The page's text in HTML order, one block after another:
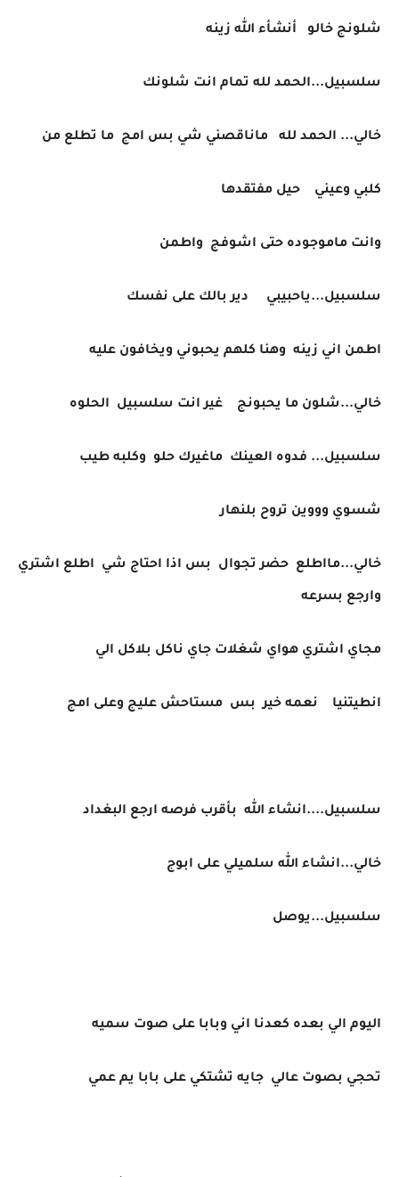
شلونج خالو أنشأء الله زينه
سلسبيل...الحمد لله تمام انت شلونك
خالي... الحمد لله ماناقصني شي بس امج ما تطلع من
كلبي وعيني حيل مفتقدها
وانت ماموجوده حتى اشوفج واطمن
سلسبيل...ياحبيبي دير بالك على نفسك
اطمن اني زينه وهنا كلهم يحبوني ويخافون عليه
خالي...شلون ما يحبونج غير انت سلسبيل الحلوه
سلسبيل... فدوه العينك ماغيرك حلو وكلبه طيب
شسوي وووين تروح بلنهار
خالي...مااطلع حضر تجوال بس اذا احتاج شي اطلع اشتري
وارجع بسرعه
مجاي اشتري هواي شغلات جاي ناكل بلاكل الي
انطيتنيا نعمه خير بس مستاحش عليج وعلى امج
سلسبيل....انشاء الله بأقرب فرصه ارجع البغداد
خالي...انشاء الله سلميلي على ابوج
سلسبيل...يوصل
اليوم الي بعده كعدنا اني وبابا على صوت سميه
تحجي بصوت عالي جايه تشتكي على بابا يم عمي